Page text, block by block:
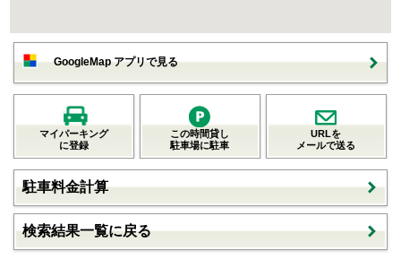
GoogleMap アプリで見る
マイパーキング
に登録
この時間貸し
駐車場に駐車
URLを
メールで送る
駐車料金計算
検索結果一覧に戻る